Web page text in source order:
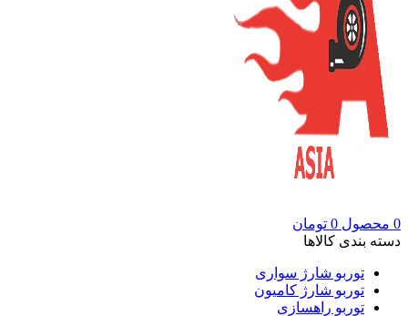
0 محصول 0 تومان
دسته بندی کالاها
توربو شارژ سواری
توربو شارژ کامیون
توربو راهسازی